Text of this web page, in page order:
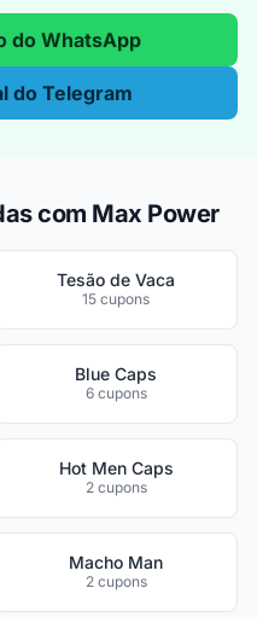
do WhatsApp
do Telegram
com Max Power
Tesão de Vaca
15 cupons
Blue Caps
6 cupons
Hot Men Caps
2 cupons
Macho Man
2 cupons